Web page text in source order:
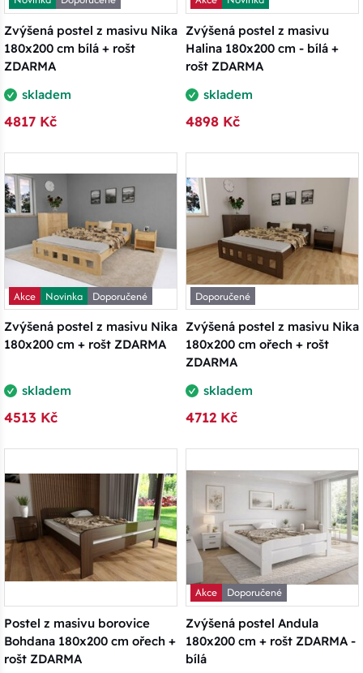
Zvýšená postel z masivu Nika
180x200 cm bílá + rošt
ZDARMA
skladem
4817 Kč
Zvýšená postel z masivu
Halina 180x200 cm - bílá +
rošt ZDARMA
skladem
4898 Kč
Akce Novinka
Doporučené
Zvýšená postel z masivu Nika
180x200 cm + rošt ZDARMA
skladem
4513 Kč
Doporučené
Zvýšená postel z masivu Nika
180x200 cm ořech + rošt
ZDARMA
skladem
4712 Kč
Postel z masivu borovice
Bohdana 180x200 cm ořech +
rošt ZDARMA
Akce
Doporučené
Zvýšená postel Andula
180x200 cm + rošt ZDARMA -
bílá